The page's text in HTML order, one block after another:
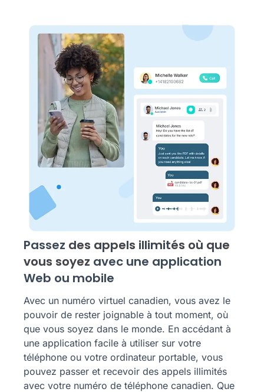
Passez des appels illimités où que
vous soyez avec une application
Web ou mobile
Avec un numéro virtuel canadien, vous avez le
pouvoir de rester joignable à tout moment, où
que vous soyez dans le monde. En accédant à
une application facile à utiliser sur votre
téléphone ou votre ordinateur portable, vous
pouvez passer et recevoir des appels illimités
avec votre numéro de téléphone canadien. Que